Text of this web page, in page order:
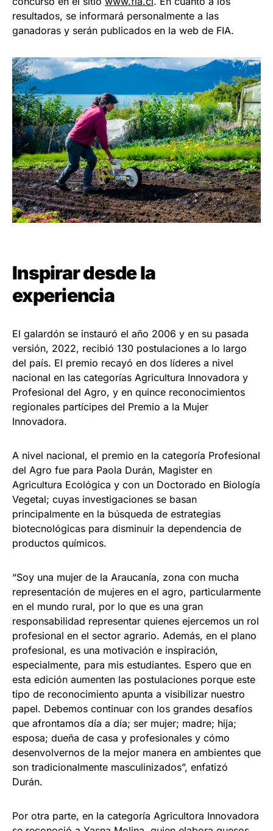
resultados, se informará personalmente a las
ganadoras y serán publicados en la web de FIA.
Inspirar desde la
experiencia
El galardón se instauró el año 2006 y en su pasada
versión, 2022, recibió 130 postulaciones a lo largo
del país. El premio recayó en dos líderes a nivel
nacional en las categorías Agricultura Innovadora y
Profesional del Agro, y en quince reconocimientos
regionales partícipes del Premio a la Mujer
Innovadora.
A nivel nacional, el premio en la categoría Profesional
del Agro fue para Paola Durán, Magister en
Agricultura Ecológica y con un Doctorado en Biología
Vegetal; cuyas investigaciones se basan
principalmente en la búsqueda de estrategias
biotecnológicas para disminuir la dependencia de
productos químicos.
“Soy una mujer de la Araucanía, zona con mucha
representación de mujeres en el agro, particularmente
en el mundo rural, por lo que es una gran
responsabilidad representar quienes ejercemos un rol
profesional en el sector agrario. Además, en el plano
profesional, es una motivación e inspiración,
especialmente, para mis estudiantes. Espero que en
esta edición aumenten las postulaciones porque este
tipo de reconocimiento apunta a visibilizar nuestro
papel. Debemos continuar con los grandes desafíos
que afrontamos día a día; ser mujer; madre; hija;
esposa; dueña de casa y profesionales y cómo
desenvolvernos de la mejor manera en ambientes que
son tradicionalmente masculinizados”, enfatizó
Durán.
Por otra parte, en la categoría Agricultora Innovadora